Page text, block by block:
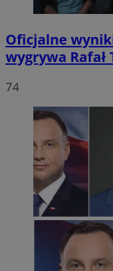
Oficjalne
wygrywa Rafał
74